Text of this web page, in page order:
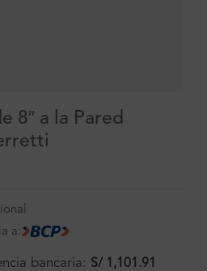
8″ a la Pared
a:
bancaria: S/ 1,101.91